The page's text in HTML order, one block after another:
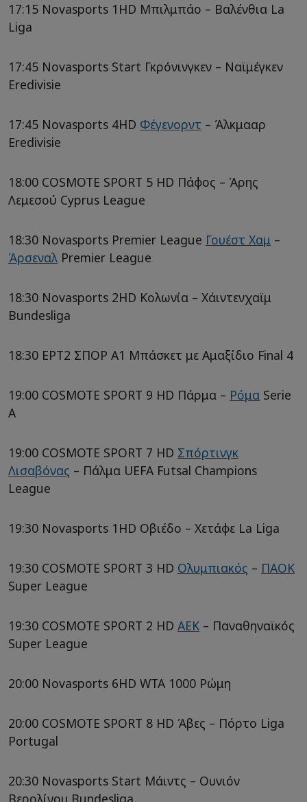
17:15 Novasports 1HD Μπιλμπάο – Βαλένθια La
Liga
17:45 Novasports Start Γκρόνινγκεν – Ναϊμέγκεν
Eredivisie
17:45 Novasports 4HD Φέγενορντ – Άλκμααρ
Eredivisie
18:00 COSMOTE SPORT 5 HD Πάφος – Άρης
Λεμεσού Cyprus League
18:30 Novasports Premier League Γουέστ Χαμ –
Άρσεναλ Premier League
18:30 Novasports 2HD Κολωνία – Χάιντενχαϊμ
Bundesliga
18:30 ΕΡΤ2 ΣΠΟΡ A1 Μπάσκετ με Αμαξίδιο Final 4
19:00 COSMOTE SPORT 9 HD Πάρμα – Ρόμα Serie
A
19:00 COSMOTE SPORT 7 HD Σπόρτινγκ
Λισαβόνας – Πάλμα UEFA Futsal Champions
League
19:30 Novasports 1HD Οβιέδο – Χετάφε La Liga
19:30 COSMOTE SPORT 3 HD Ολυμπιακός – ΠΑΟΚ
Super League
19:30 COSMOTE SPORT 2 HD ΑΕΚ – Παναθηναϊκός
Super League
20:00 Novasports 6HD WTA 1000 Ρώμη
20:00 COSMOTE SPORT 8 HD Άβες – Πόρτο Liga
Portugal
20:30 Novasports Start Μάιντς – Ουνιόν
Βερολίνου Bundesliga